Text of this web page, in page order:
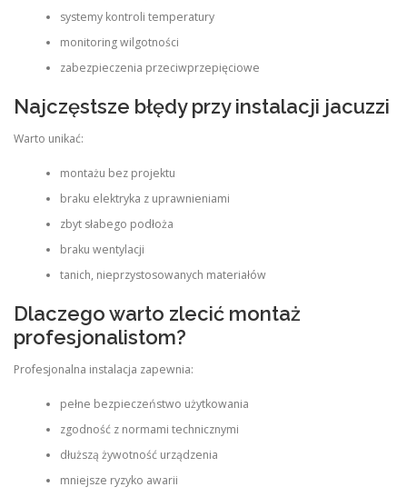
systemy kontroli temperatury
monitoring wilgotności
zabezpieczenia przeciwprzepięciowe
Najczęstsze błędy przy instalacji jacuzzi
Warto unikać:
montażu bez projektu
braku elektryka z uprawnieniami
zbyt słabego podłoża
braku wentylacji
tanich, nieprzystosowanych materiałów
Dlaczego warto zlecić montaż
profesjonalistom?
Profesjonalna instalacja zapewnia:
pełne bezpieczeństwo użytkowania
zgodność z normami technicznymi
dłuższą żywotność urządzenia
mniejsze ryzyko awarii